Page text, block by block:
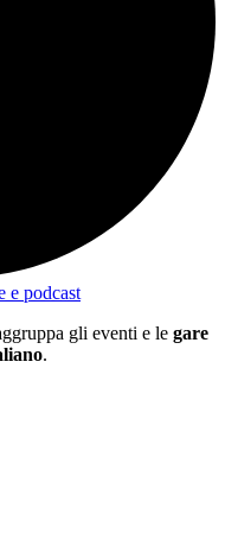
gli eventi e le gare
.